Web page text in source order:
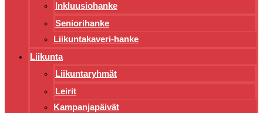
Inkluusiohanke
Seniorihanke
Liikuntakaveri-hanke
Liikunta
Liikuntaryhmät
Leirit
Kampanjapäivät